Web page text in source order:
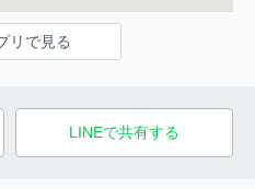
リで見る
LINEで共有する